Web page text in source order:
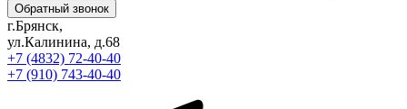
Обратный звонок
г.Брянск,
ул.Калинина, д.68
+7 (4832) 72-40-40
+7 (910) 743-40-40